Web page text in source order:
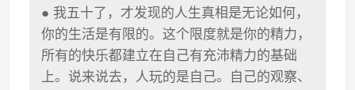
● 我五十了，才发现的人生真相是无论如何，
你的生活是有限的。这个限度就是你的精力，
所有的快乐都建立在自己有充沛精力的基础
上。说来说去，人玩的是自己。自己的观察、